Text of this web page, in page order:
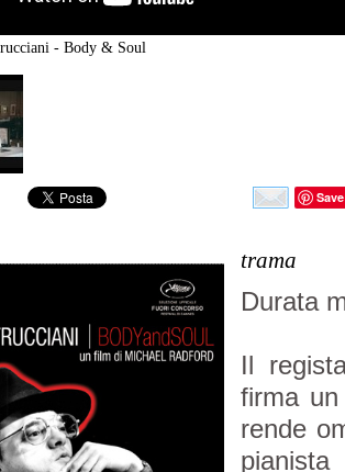
- Body & Soul
Save
trama
Durata
Il
firma un
rende